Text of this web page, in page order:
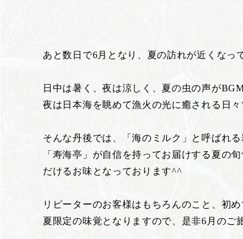
あと数日で6月となり、夏の訪れが近くなっ
日中は暑く、夜は涼しく、夏の虫の声が
夜は日本海を眺めて漁火の光に癒される日々
そんな丹後では、「海のミルク」と呼ばれ
「寿海亭」が自信を持ってお届けする夏の
だけるお味となっております^^
リピーターのお客様はもちろんのこと、初
夏限定の味覚となりますので、是非6月のご